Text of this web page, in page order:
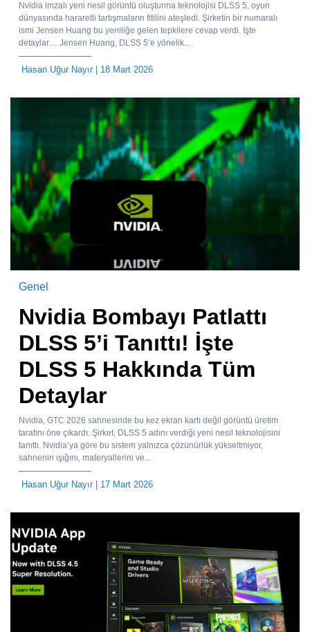
Nvidia imzalı yeni nesil görüntü oluşturma teknolojisi DLSS 5, oyun
dünyasında hararetli tartışmaların fitilini ateşledi. Şirketin bir numaralı
ismi Jensen Huang bu yeniliğe gelen tepkilere cevap verdi. İşte
detaylar… Jensen Huang, DLSS 5’e yönelik...
Hasan Uğur Nayır| 18 Mart 2026
Genel
Nvidia Bombayı Patlattı
DLSS 5’i Tanıttı! İşte
DLSS 5 Hakkında Tüm
Detaylar
Nvidia, GTC 2026 sahnesinde bu kez ekran kartı değil görüntü üretim
tarafını öne çıkardı. Şirket, DLSS 5 adını verdiği yeni nesil teknolojisini
tanıttı. Nvidia’ya göre bu sistem yalnızca çözünürlük yükseltmiyor,
sahnenin ışığını, materyallerini ve...
Hasan Uğur Nayır| 17 Mart 2026